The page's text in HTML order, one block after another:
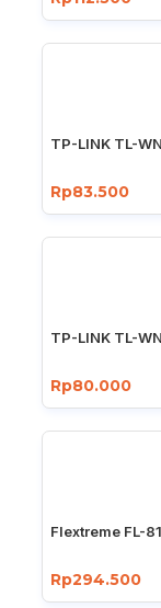
TP-LINK TL-
Rp83.500
TP-LINK TL-
Rp80.000
Flextreme FL-
Rp294.500